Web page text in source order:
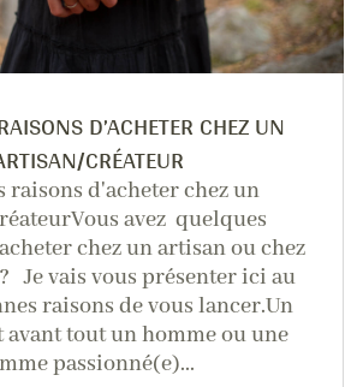
D’ACHETER CHEZ UN
CRÉATEUR
raisons d'acheter chez un
avez quelques
chez un artisan ou chez
Je vais vous présenter ici au
raisons de vous lancer.Un
avant tout un homme ou une
passionné(e)...